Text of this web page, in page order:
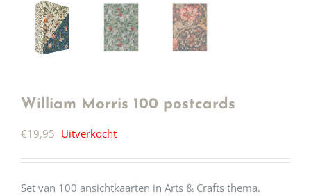
William Morris 100 postcards
€19,95 Uitverkocht
Set van 100 ansichtkaarten in Arts & Crafts thema.